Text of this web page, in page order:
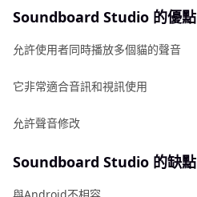
Soundboard Studio 的優點
允許使用者同時播放多個貓的聲音
它非常適合音訊和視訊使用
允許聲音修改
Soundboard Studio 的缺點
與Android不相容